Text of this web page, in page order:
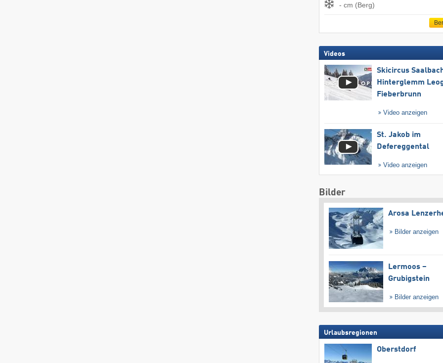
- cm (Berg)
Videos
Skicircus
Hinterglemm
Fieberbrunn
Video anzeigen
St. Jakob im
Defereggental
Video anzeigen
Bilder
Arosa
Bilder anzeigen
Lermoos –
Grubigstein
Bilder anzeigen
Urlaubsregionen
Oberstdorf